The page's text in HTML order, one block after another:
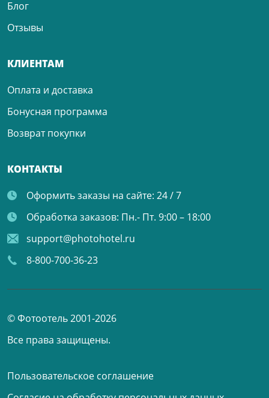
Блог
Отзывы
КЛИЕНТАМ
Оплата и доставка
Бонусная программа
Возврат покупки
КОНТАКТЫ
Оформить заказы на сайте: 24 / 7
Обработка заказов: Пн.- Пт. 9:00 – 18:00
support@photohotel.ru
8-800-700-36-23
© Фотоотель 2001-2026
Все права защищены.
Пользовательское соглашение